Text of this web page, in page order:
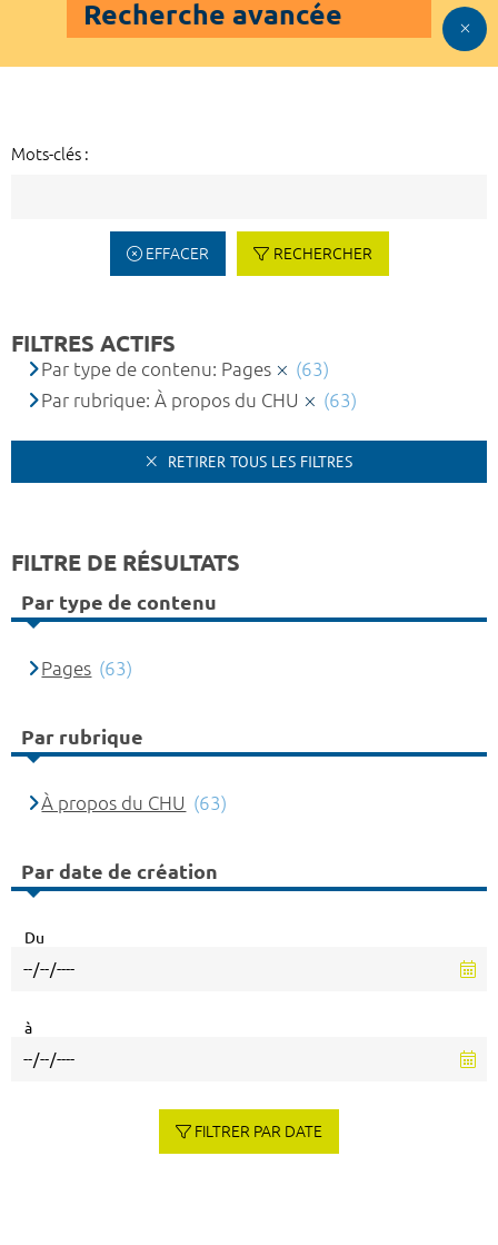
Recherche avancée
Mots-clés :
EFFACER RECHERCHER
FILTRES ACTIFS
Par type de contenu: Pages
(63)
Par rubrique: À propos du CHU
(63)
RETIRER TOUS LES FILTRES
FILTRE DE RÉSULTATS
Par type de contenu
Pages (63)
Par rubrique
À propos du CHU (63)
Par date de création
Du
à
FILTRER PAR DATE